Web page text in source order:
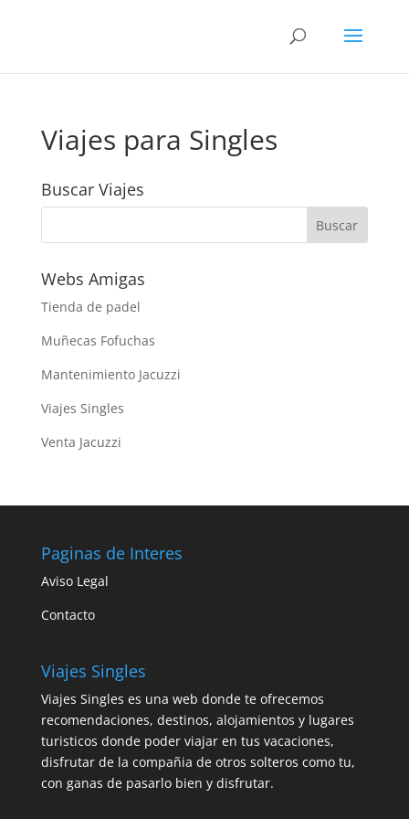
Viajes para Singles
Buscar Viajes
Webs Amigas
Tienda de padel
Muñecas Fofuchas
Mantenimiento Jacuzzi
Viajes Singles
Venta Jacuzzi
Paginas de Interes
Aviso Legal
Contacto
Viajes Singles
Viajes Singles es una web donde te ofrecemos
recomendaciones, destinos, alojamientos y lugares
turisticos donde poder viajar en tus vacaciones,
disfrutar de la compañia de otros solteros como tu,
con ganas de pasarlo bien y disfrutar.